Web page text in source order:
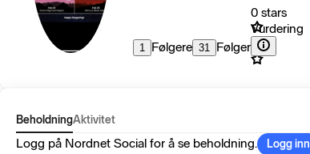
1 Følgere 31 Følger
0 stars
Vurdering
BeholdningAktivitet
Logg på Nordnet Social for å se beholdning. Logg inn